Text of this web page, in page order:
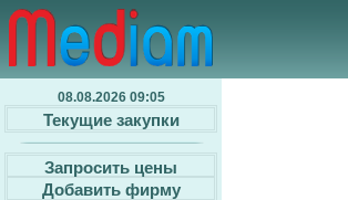
08.08.2026 09:05
Текущие закупки
Запросить цены
Добавить фирму